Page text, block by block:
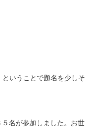
いうことで題名を少しそ
名が参加しました。お世